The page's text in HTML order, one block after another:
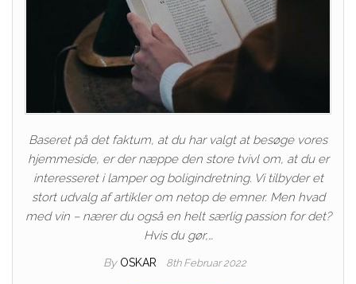
Baseret på det faktum, at du har valgt at besøge vores
hjemmeside, er der næppe den store tvivl om, at du er
interesseret i lamper og boligindretning. Vi tilbyder et
stort udvalg af artikler om netop de emner. Men hvad
med vin – nærer du også en helt særlig passion for det?
Hvis du gør,…
By OSKAR 8th Februar 2022